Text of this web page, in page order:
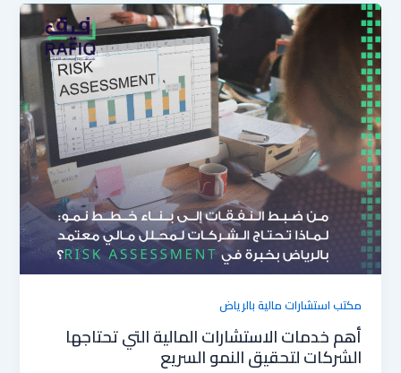
مكتب استشارات مالية بالرياض
أهم خدمات الاستشارات المالية التي تحتاجها
الشركات لتحقيق النمو السريع
أهم
خدمات
الاستشارات
المالية
التي
تحتاجها
الشركات
لتحقيق
النمو
السريع